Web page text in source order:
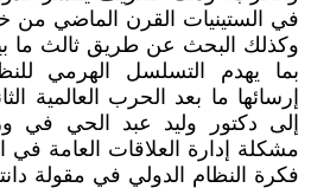
في الستينيات القرن الماضي من
وكذلك البحث عن طريق ثالث ما
بما يهدم التسلسل الهرمي
إرسائها ما بعد الحرب العالمية
إلى دكتور وليد عبد الحي في
مشكلة إدارة العلاقات العامة